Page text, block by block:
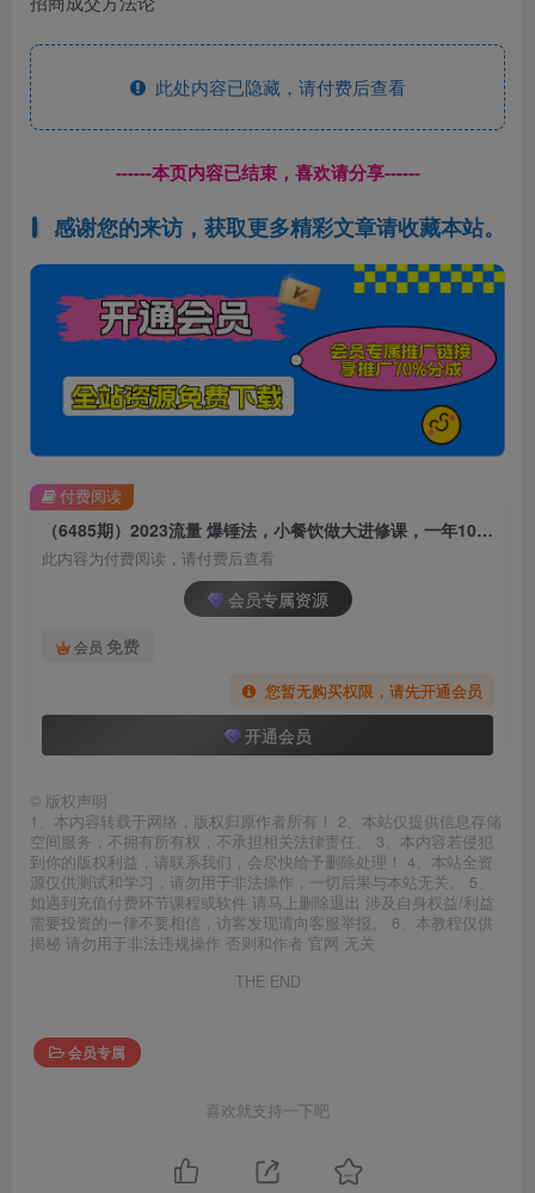
此处内容已隐藏，请付费后查看
------本页内容已结束，喜欢请分享------
感谢您的来访，获取更多精彩文章请收藏本站。
（6485期）2023流量 爆锤法，小餐饮做大进修课，一年1000家店亲身案例大公开
此内容为付费阅读，请付费后查看
会员专属资源
会员 免费
您暂无购买权限，请先开通会员
开通会员
付费阅读
© 版权声明
1、本内容转载于网络，版权归原作者所有！ 2、本站仅提供信息存储
空间服务，不拥有所有权，不承担相关法律责任。 3、本内容若侵犯
到你的版权利益，请联系我们，会尽快给予删除处理！ 4、本站全资
源仅供测试和学习，请勿用于非法操作，一切后果与本站无关。 5、
如遇到充值付费环节课程或软件 请马上删除退出 涉及自身权益/利益
需要投资的一律不要相信，访客发现请向客服举报。 6、本教程仅供
揭秘 请勿用于非法违规操作 否则和作者 官网 无关
THE END
会员专属
喜欢就支持一下吧